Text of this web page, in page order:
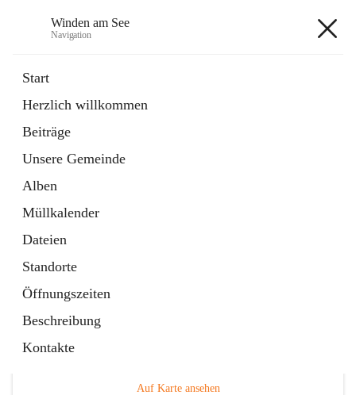
Winden am See
Navigation
Start
Herzlich willkommen
Beiträge
Unsere Gemeinde
Alben
Müllkalender
Dateien
Standorte
Öffnungszeiten
Beschreibung
Kontakte
Externe Webseite
in
Tab
Bebauungsplan
öffnet
in
neuem
Tab
Auf Karte ansehen